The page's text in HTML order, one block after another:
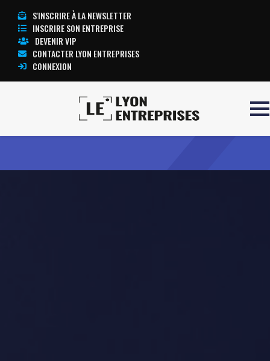
S'INSCRIRE À LA NEWSLETTER
INSCRIRE SON ENTREPRISE
DEVENIR VIP
CONTACTER LYON ENTREPRISES
CONNEXION